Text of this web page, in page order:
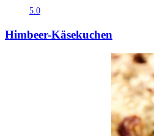
5.0
Himbeer-Käsekuchen